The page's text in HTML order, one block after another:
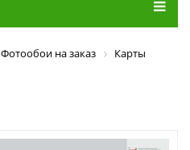
Фотообои на заказ
Карты